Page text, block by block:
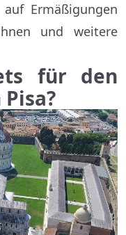
Ermäßigungen
und weitere
für den